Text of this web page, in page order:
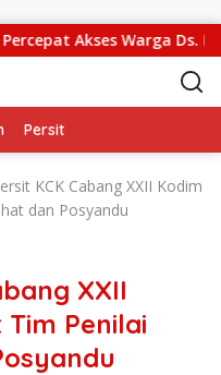
Akses Warga Ds.
Persit
KCK Cabang XXII Kodim
dan Posyandu
XXII
Tim Penilai